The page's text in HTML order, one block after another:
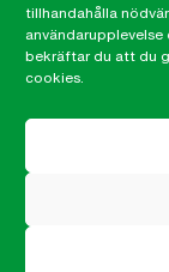
tillhandahålla
bekräftar du att du
cookies.
– De säger att
berättar
mycket tid att
går upp emot
veta att våra
samklang med